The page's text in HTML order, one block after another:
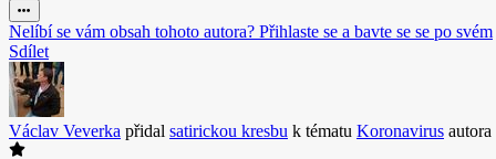
Nelíbí se vám obsah tohoto autora? Přihlaste se a bavte se se po svém
Sdílet
Václav Veverka přidal satirickou kresbu k tématu Koronavirus autora